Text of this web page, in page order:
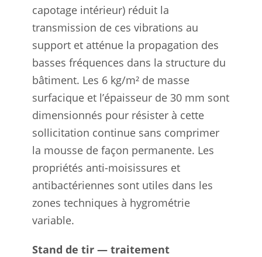
capotage intérieur) réduit la
transmission de ces vibrations au
support et atténue la propagation des
basses fréquences dans la structure du
bâtiment. Les 6 kg/m² de masse
surfacique et l’épaisseur de 30 mm sont
dimensionnés pour résister à cette
sollicitation continue sans comprimer
la mousse de façon permanente. Les
propriétés anti-moisissures et
antibactériennes sont utiles dans les
zones techniques à hygrométrie
variable.
Stand de tir — traitement